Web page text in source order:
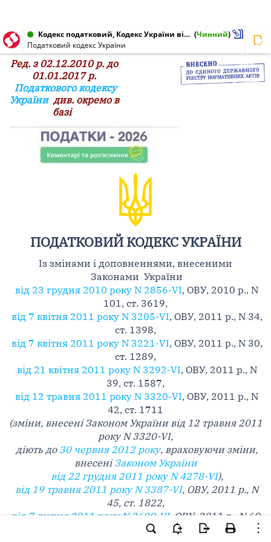
Кодекс податковий, Кодекс України від 02.12.2010 № 2755-VI (Чинний)
Податковий кодекс України